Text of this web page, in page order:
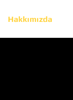
Hakkımızda